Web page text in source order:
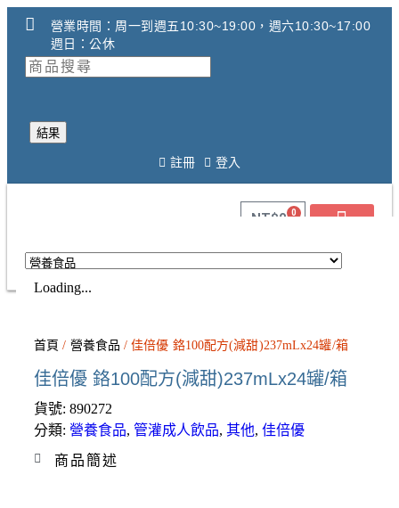
營業時間：周一到週五10:30~19:00，週六10:30~17:00
週日：公休
結果
註冊 登入
NT$0 0
Loading...
首頁 / 營養食品 / 佳倍優 鉻100配方(減甜)237mLx24罐/箱
佳倍優 鉻100配方(減甜)237mLx24罐/箱
貨號: 890272
分類: 營養食品, 管灌成人飲品, 其他, 佳倍優
商品簡述